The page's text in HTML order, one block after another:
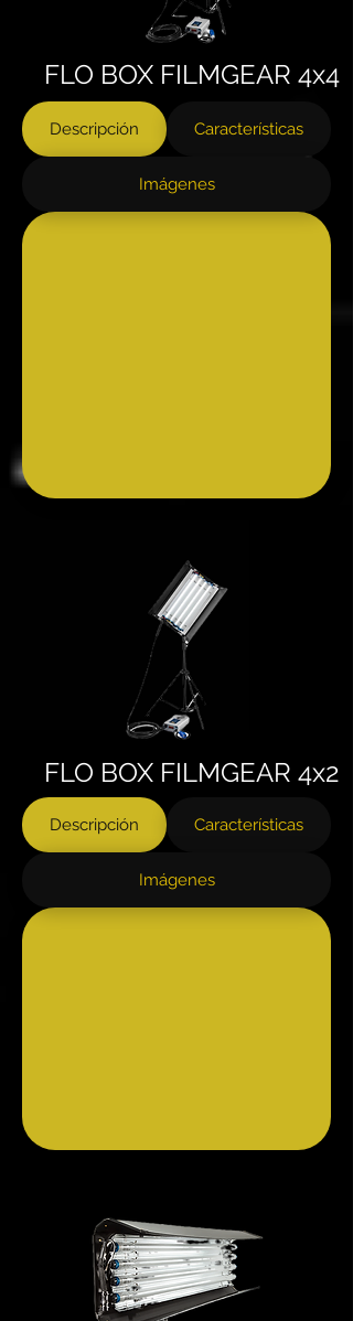
FLO BOX FILMGEAR 4x4
Descripción Características
Imágenes
FLO BOX FILMGEAR 4x2
Descripción Características
Imágenes